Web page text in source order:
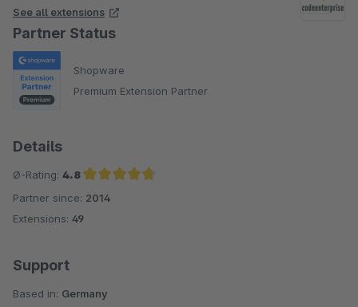
See all extensions
Partner Status
Shopware
Premium Extension Partner
Details
Ø-Rating: 4.8
Average rating of 4.8 out of 5 stars
Partner since: 2014
Extensions: 49
Support
Based in: Germany